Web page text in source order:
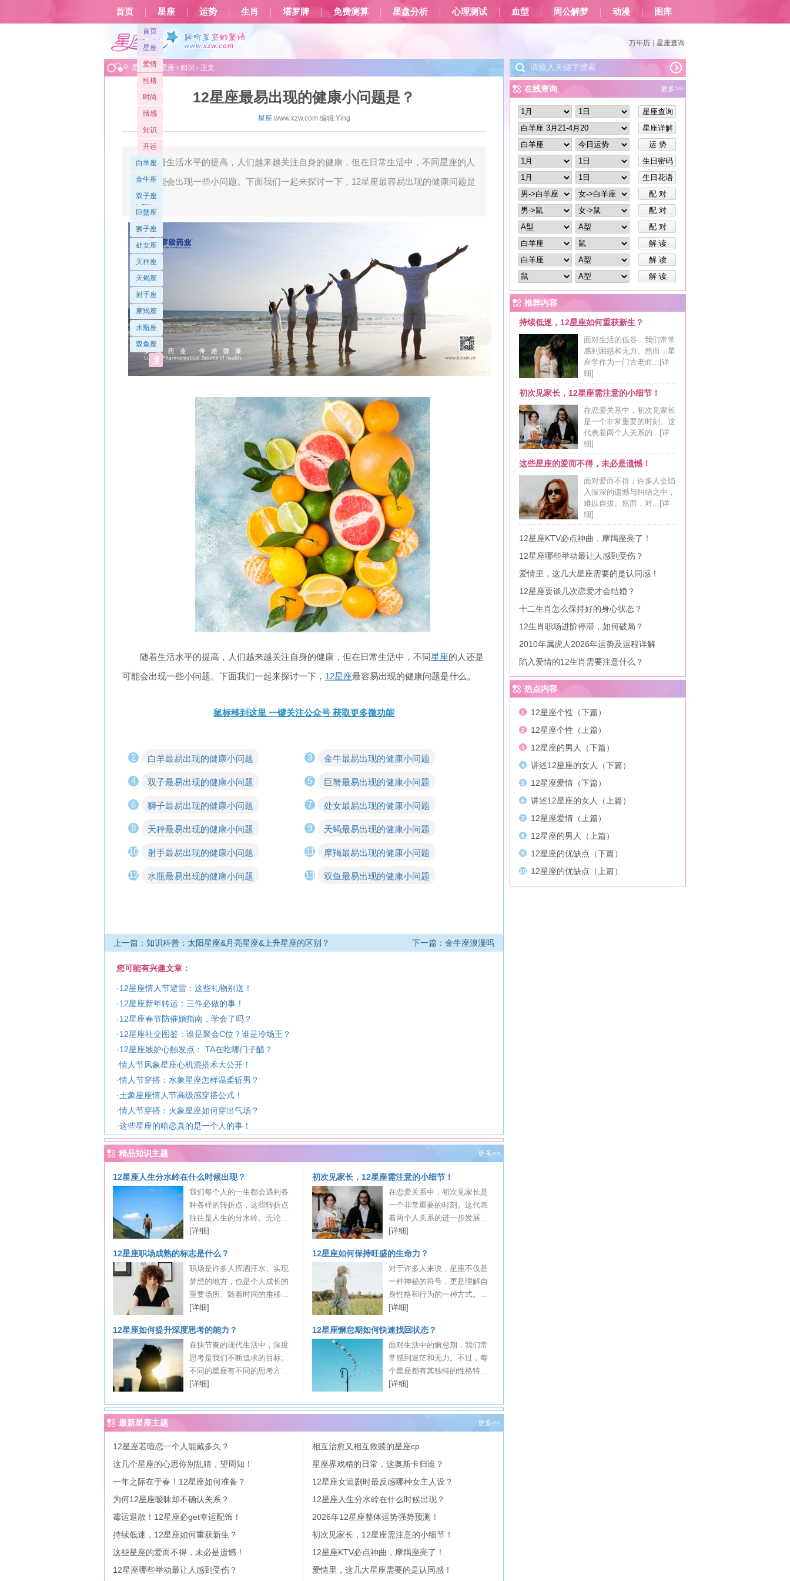
首页 星座 运势 生肖 塔罗牌 免费测算 星盘分析 心理测试 血型 周公解梦 动漫 图库
首页
星座
爱情
性格
时尚
情感
知识
开运
白羊座
金牛座
双子座
巨蟹座
狮子座
处女座
天秤座
天蝎座
射手座
摩羯座
水瓶座
双鱼座
万年历 星座查询
星座屋> 星座 › 知识 › 正文
12星座最易出现的健康小问题是？
星座www.xzw.com 编辑:Ying
随着生活水平的提高，人们越来越关注自身的健康，但在日常生活中，不同星座的人
还是可能会出现一些小问题。下面我们一起来探讨一下，12星座最容易出现的健康问题是
什么。
随着生活水平的提高，人们越来越关注自身的健康，但在日常生活中，不同星座的人还是
可能会出现一些小问题。下面我们一起来探讨一下， 12星座最容易出现的健康问题是什么。
鼠标移到这里 一键关注公众号 获取更多微功能
2 白羊最易出现的健康小问题 3 金牛最易出现的健康小问题
4 双子最易出现的健康小问题 5 巨蟹最易出现的健康小问题
6 狮子最易出现的健康小问题 7 处女最易出现的健康小问题
8 天秤最易出现的健康小问题 9 天蝎最易出现的健康小问题
10 射手最易出现的健康小问题 11 摩羯最易出现的健康小问题
12 水瓶最易出现的健康小问题 13 双鱼最易出现的健康小问题
上一篇：知识科普：太阳星座&月亮星座&上升星座的区别？ 下一篇：金牛座浪漫吗
您可能有兴趣文章：
·12星座情人节避雷：这些礼物别送！
·12星座新年转运：三件必做的事！
·12星座春节防催婚指南，学会了吗？
·12星座社交图鉴：谁是聚会C位？谁是冷场王？
·12星座嫉妒心触发点： TA在吃哪门子醋？
·情人节风象星座心机混搭术大公开！
·情人节穿搭：水象星座怎样温柔斩男？
·土象星座情人节高级感穿搭公式！
·情人节穿搭：火象星座如何穿出气场？
·这些星座的暗恋真的是一个人的事！
精品知识主题 更多>>
12星座人生分水岭在什么时候出现？
我们每个人的一生都会遇到各
种各样的转折点，这些转折点
往往是人生的分水岭。无论...
[详细]
初次见家长，12星座需注意的小细节！
在恋爱关系中，初次见家长是
一个非常重要的时刻。这代表
着两个人关系的进一步发展...
[详细]
12星座职场成熟的标志是什么？
职场是许多人挥洒汗水、实现
梦想的地方，也是个人成长的
重要场所。随着时间的推移...
[详细]
12星座如何保持旺盛的生命力？
对于许多人来说，星座不仅是
一种神秘的符号，更是理解自
身性格和行为的一种方式。...
[详细]
12星座如何提升深度思考的能力？
在快节奏的现代生活中，深度
思考是我们不断追求的目标。
不同的星座有不同的思考方...
[详细]
12星座懈怠期如何快速找回状态？
面对生活中的懈怠期，我们常
常感到迷茫和无力。不过，每
个星座都有其独特的性格特...
[详细]
最新星座主题 更多>>
12星座若暗恋一个人能藏多久？
相互治愈又相互救赎的星座cp
这几个星座的心思你别乱猜，望周知！
星座界戏精的日常，这奥斯卡归谁？
一年之际在于春！12星座如何准备？
12星座女追剧时最反感哪种女主人设？
为何12星座暧昧却不确认关系？
12星座人生分水岭在什么时候出现？
霉运退散！12星座必get幸运配饰！
2026年12星座整体运势强势预测！
持续低迷，12星座如何重获新生？
初次见家长，12星座需注意的小细节！
这些星座的爱而不得，未必是遗憾！
12星座KTV必点神曲，摩羯座亮了！
12星座哪些举动最让人感到受伤？
爱情里，这几大星座需要的是认同感！
更多>>
在线查询
星座查询
星座详解
运 势
生日密码
生日花语
配 对
配 对
配 对
解 读
解 读
解 读
推荐内容
持续低迷，12星座如何重获新生？
面对生活的低谷，我们常常
感到困惑和无力。然而，星
座学作为一门古老而... [详
细]
初次见家长，12星座需注意的小细节！
在恋爱关系中，初次见家长
是一个非常重要的时刻。这
代表着两个人关系的... [详
细]
这些星座的爱而不得，未必是遗憾！
面对爱而不得，许多人会陷
入深深的遗憾与纠结之中，
难以自拔。然而，对... [详
细]
12星座KTV必点神曲，摩羯座亮了！
12星座哪些举动最让人感到受伤？
爱情里，这几大星座需要的是认同感！
12星座要谈几次恋爱才会结婚？
十二生肖怎么保持好的身心状态？
12生肖职场进阶停滞，如何破局？
2010年属虎人2026年运势及运程详解
陷入爱情的12生肖需要注意什么？
热点内容
12星座个性（下篇）
12星座个性（上篇）
12星座的男人（下篇）
讲述12星座的女人（下篇）
12星座爱情（下篇）
讲述12星座的女人（上篇）
12星座爱情（上篇）
12星座的男人（上篇）
12星座的优缺点（下篇）
12星座的优缺点（上篇）